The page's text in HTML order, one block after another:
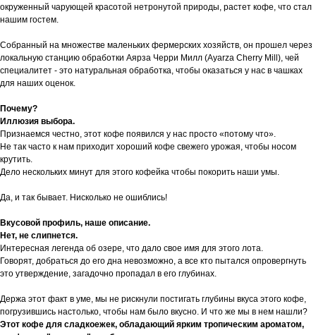
окруженный чарующей красотой нетронутой природы, растет кофе, что стал
нашим гостем.
Собранный на множестве маленьких фермерских хозяйств, он прошел через
локальную станцию обработки Аярза Черри Милл (Ayarza Cherry Mill), чей
специалитет - это натуральная обработка, чтобы оказаться у нас в чашках
для наших оценок.
Почему?
Иллюзия выбора.
Признаемся честно, этот кофе появился у нас просто «потому что».
Не так часто к нам приходит хороший кофе свежего урожая, чтобы носом
крутить.
Дело нескольких минут для этого кофейка чтобы покорить наши умы.
Да, и так бывает. Нисколько не ошиблись!
Вкусовой профиль, наше описание.
Нет, не слипнется.
Интересная легенда об озере, что дало свое имя для этого лота.
Говорят, добраться до его дна невозможно, а все кто пытался опровергнуть
это утверждение, загадочно пропадал в его глубинах.
Держа этот факт в уме, мы не рискнули постигать глубины вкуса этого кофе,
погрузившись настолько, чтобы нам было вкусно. И что же мы в нем нашли?
Этот кофе для сладкоежек, обладающий ярким тропическим ароматом,